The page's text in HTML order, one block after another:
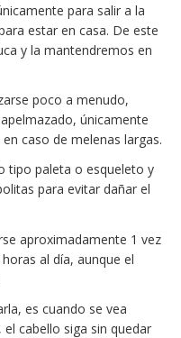
para salir a la
estar en casa. De este
y la mantendremos en
poco a menudo,
únicamente
caso de melenas largas.
tipo paleta o esqueleto y
para evitar dañar el
aproximadamente 1 vez
al día, aunque el
es cuando se vea
cabello siga sin quedar